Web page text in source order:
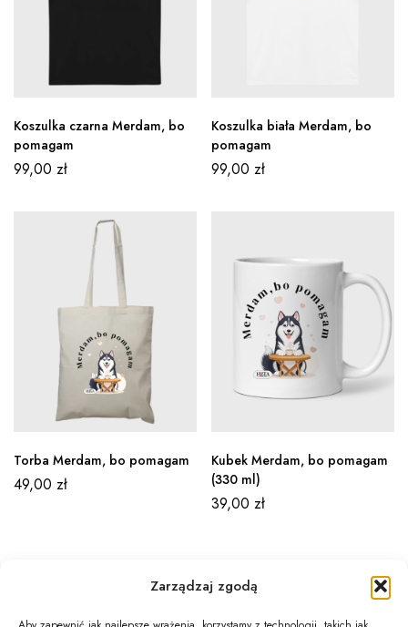
Zarządzaj zgodą
Koszulka czarna Merdam, bo
pomagam
99,00 zł
Koszulka biała Merdam, bo
pomagam
99,00 zł
Torba Merdam, bo pomagam
49,00 zł
Kubek Merdam, bo pomagam
(330 ml)
39,00 zł